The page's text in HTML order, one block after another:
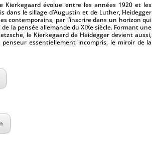
Kierkegaard évolue entre les années 1920 et les
dans le sillage d’Augustin et de Luther, Heidegger
contemporains, par l’inscrire dans un horizon qui
la pensée allemande du XIXe siècle. Formant une
le Kierkegaard de Heidegger devient aussi,
essentiellement incompris, le miroir de la